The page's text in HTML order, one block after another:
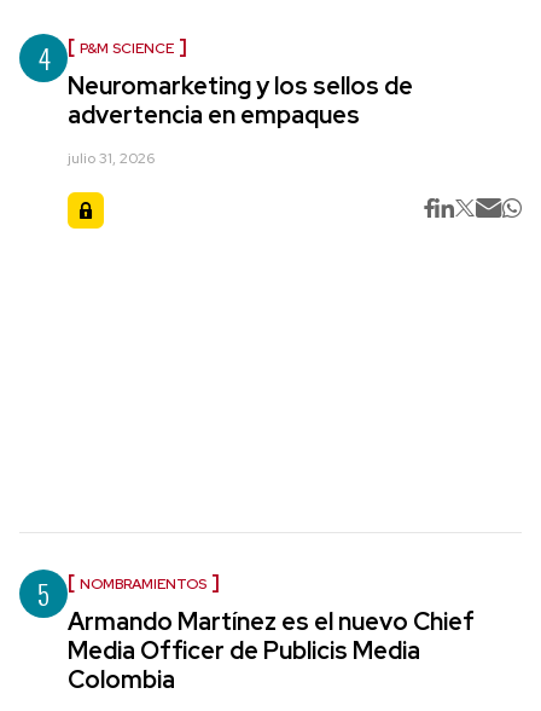
4 P&M SCIENCE
Neuromarketing y los sellos de
advertencia en empaques
julio 31, 2026
5 NOMBRAMIENTOS
Armando Martínez es el nuevo Chief
Media Officer de Publicis Media
Colombia